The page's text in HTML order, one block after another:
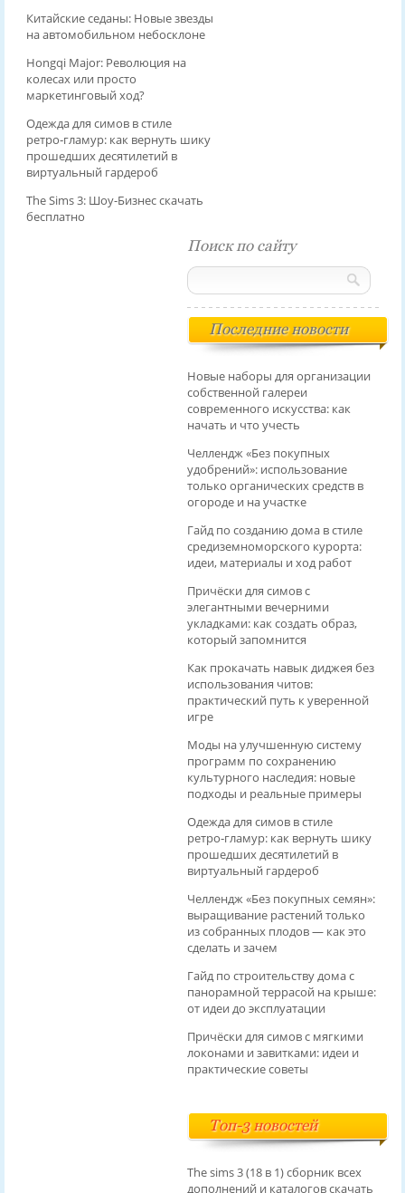
Китайские седаны: Новые звезды
на автомобильном небосклоне
Hongqi Major: Революция на
колесах или просто
маркетинговый ход?
Одежда для симов в стиле
ретро‑гламур: как вернуть шику
прошедших десятилетий в
виртуальный гардероб
The Sims 3: Шоу-Бизнес скачать
бесплатно
Поиск по сайту
Последние новости
Новые наборы для организации
собственной галереи
современного искусства: как
начать и что учесть
Челлендж «Без покупных
удобрений»: использование
только органических средств в
огороде и на участке
Гайд по созданию дома в стиле
средиземноморского курорта:
идеи, материалы и ход работ
Причёски для симов с
элегантными вечерними
укладками: как создать образ,
который запомнится
Как прокачать навык диджея без
использования читов:
практический путь к уверенной
игре
Моды на улучшенную систему
программ по сохранению
культурного наследия: новые
подходы и реальные примеры
Одежда для симов в стиле
ретро‑гламур: как вернуть шику
прошедших десятилетий в
виртуальный гардероб
Челлендж «Без покупных семян»:
выращивание растений только
из собранных плодов — как это
сделать и зачем
Гайд по строительству дома с
панорамной террасой на крыше:
от идеи до эксплуатации
Причёски для симов с мягкими
локонами и завитками: идеи и
практические советы
Топ-3 новостей
The sims 3 (18 в 1) сборник всех
дополнений и каталогов скачать